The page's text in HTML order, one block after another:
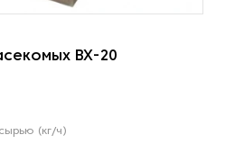
BX-20
(кг/ч)